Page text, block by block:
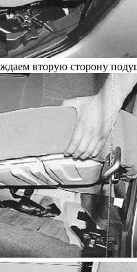
вторую сторону